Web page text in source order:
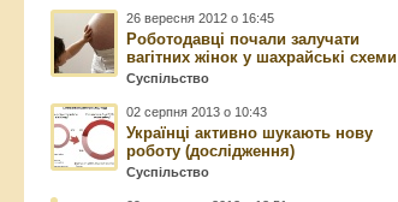
26 вересня 2012 о 16:45
Роботодавці почали залучати
вагітних жінок у шахрайські схеми
Суспільство
02 серпня 2013 о 10:43
Українці активно шукають нову
роботу (дослідження)
Суспільство